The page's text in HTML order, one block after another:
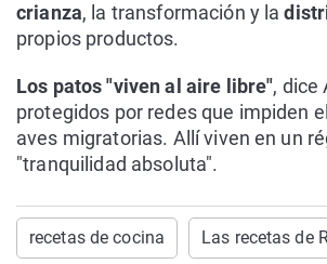
crianza, la transformación y la
propios productos.
Los patos "viven al aire libre", dice
protegidos por redes que impiden
aves migratorias. Allí viven en un
"tranquilidad absoluta".
recetas de cocina Las recetas de